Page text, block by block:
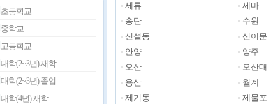
초등학교
중학교
고등학교
대학(2~3년) 재학
대학(2~3년) 졸업
대학(4년) 재학
세류
세마
송탄
수원
신설동
신이문
안양
양주
오산
오산대
용산
월계
제기동
제물포